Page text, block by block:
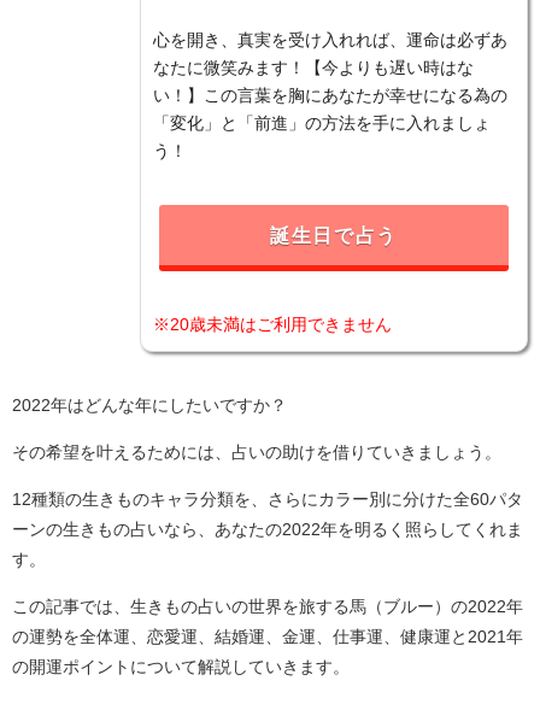
心を開き、真実を受け入れれば、運命は必ずあ
なたに微笑みます！【今よりも遅い時はな
い！】この言葉を胸にあなたが幸せになる為の
「変化」と「前進」の方法を手に入れましょ
う！
誕生日で占う
※20歳未満はご利用できません
2022年はどんな年にしたいですか？
その希望を叶えるためには、占いの助けを借りていきましょう。
12種類の生きものキャラ分類を、さらにカラー別に分けた全60パタ
ーンの生きもの占いなら、あなたの2022年を明るく照らしてくれま
す。
この記事では、生きもの占いの世界を旅する馬（ブルー）の2022年
の運勢を全体運、恋愛運、結婚運、金運、仕事運、健康運と2021年
の開運ポイントについて解説していきます。